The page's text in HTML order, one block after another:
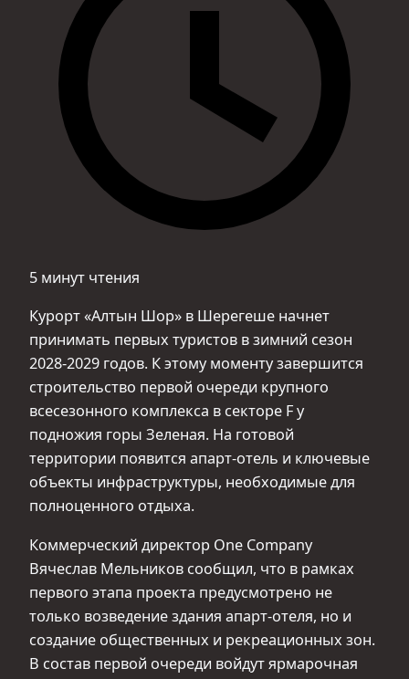
5 минут чтения
Курорт «Алтын Шор» в Шерегеше начнет
принимать первых туристов в зимний сезон
2028-2029 годов. К этому моменту завершится
строительство первой очереди крупного
всесезонного комплекса в секторе F у
подножия горы Зеленая. На готовой
территории появится апарт-отель и ключевые
объекты инфраструктуры, необходимые для
полноценного отдыха.
Коммерческий директор One Company
Вячеслав Мельников сообщил, что в рамках
первого этапа проекта предусмотрено не
только возведение здания апарт-отеля, но и
создание общественных и рекреационных зон.
В состав первой очереди войдут ярмарочная